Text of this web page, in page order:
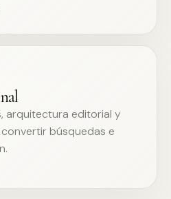
arquitectura editorial y
búsquedas e